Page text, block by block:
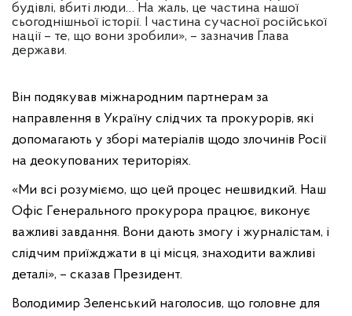
будівлі, вбиті люди… На жаль, це частина нашої
сьогоднішньої історії. І частина сучасної російської
нації – те, що вони зробили», – зазначив Глава
держави.
Він подякував міжнародним партнерам за
направлення в Україну слідчих та прокурорів, які
допомагають у зборі матеріалів щодо злочинів Росії
на деокупованих територіях.
«Ми всі розуміємо, що цей процес нешвидкий. Наш
Офіс Генерального прокурора працює, виконує
важливі завдання. Вони дають змогу і журналістам, і
слідчим приїжджати в ці місця, знаходити важливі
деталі», – сказав Президент.
Володимир Зеленський наголосив, що головне для